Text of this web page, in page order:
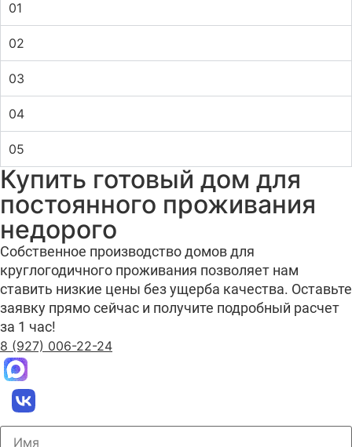
01
02
03
04
05
Купить готовый дом для
постоянного проживания
недорого
Собственное производство домов для
круглогодичного проживания позволяет нам
ставить низкие цены без ущерба качества. Оставьте
заявку прямо сейчас и получите подробный расчет
за 1 час!
8 (927) 006-22-24